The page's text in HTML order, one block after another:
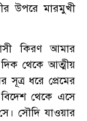
উপরে মারমুখী
কিরণ আমার
দিক থেকে আত্মীয়
সূত্র ধরে প্রেমের
থেকে এসে
সৌদি যাওয়ার